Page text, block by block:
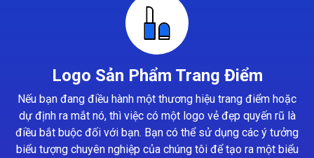
Logo Sản Phẩm Trang Điểm
Nếu bạn đang điều hành một thương hiệu trang điểm hoặc
dự định ra mắt nó, thì việc có một logo vẻ đẹp quyến rũ là
điều bắt buộc đối với bạn. Bạn có thể sử dụng các ý tưởng
biểu tượng chuyên nghiệp của chúng tôi để tạo ra một biểu